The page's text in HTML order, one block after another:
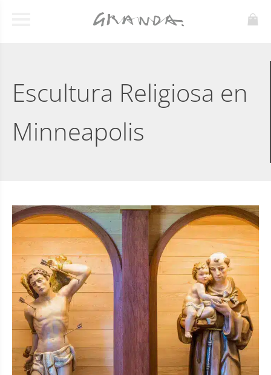
Escultura Religiosa en
Minneapolis